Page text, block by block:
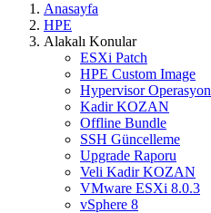
Anasayfa
HPE
Alakalı Konular
ESXi Patch
HPE Custom Image
Hypervisor Operasyon
Kadir KOZAN
Offline Bundle
SSH Güncelleme
Upgrade Raporu
Veli Kadir KOZAN
VMware ESXi 8.0.3
vSphere 8